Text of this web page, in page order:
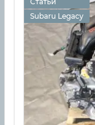
Subaru Legacy